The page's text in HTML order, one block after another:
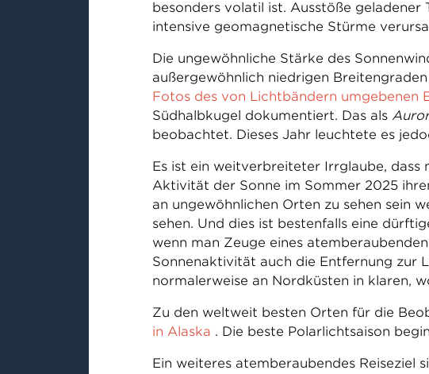
besonders volatil ist. Ausstöße geladener
intensive geomagnetische Stürme
Die ungewöhnliche Stärke des
außergewöhnlich niedrigen
Fotos des von Lichtbändern umgebenen
Südhalbkugel dokumentiert. Das als
beobachtet. Dieses Jahr leuchtete es
Es ist ein weitverbreiteter Irrglaube, dass
Aktivität der Sonne im Sommer 2025
an ungewöhnlichen Orten zu sehen sein
sehen. Und dies ist bestenfalls eine
wenn man Zeuge eines
Sonnenaktivität auch die Entfernung zur
normalerweise an Nordküsten in klaren,
Zu den weltweit besten Orten für die
in Alaska . Die beste Polarlichtsaison
Ein weiteres atemberaubendes Reiseziel